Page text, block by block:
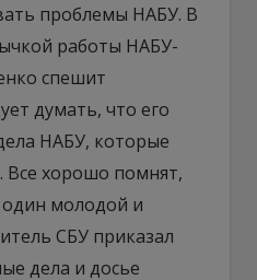
проблемы НАБУ. В
работы НАБУ-
спешит
думать, что его
НАБУ, которые
Все хорошо помнят,
один молодой и
СБУ приказал
дела и досье